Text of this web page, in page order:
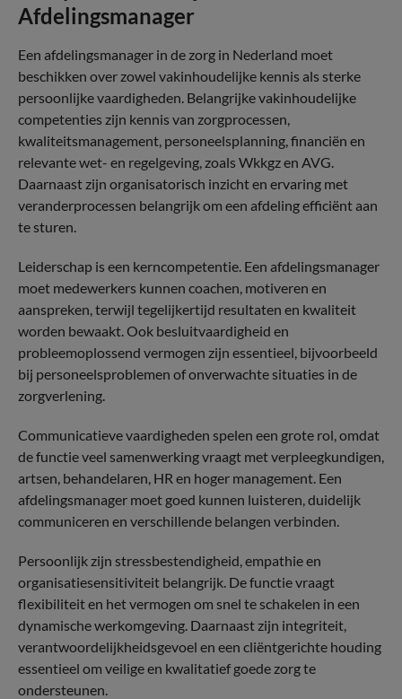
Afdelingsmanager
Een afdelingsmanager in de zorg in Nederland moet
beschikken over zowel vakinhoudelijke kennis als sterke
persoonlijke vaardigheden. Belangrijke vakinhoudelijke
competenties zijn kennis van zorgprocessen,
kwaliteitsmanagement, personeelsplanning, financiën en
relevante wet- en regelgeving, zoals Wkkgz en AVG.
Daarnaast zijn organisatorisch inzicht en ervaring met
veranderprocessen belangrijk om een afdeling efficiënt aan
te sturen.
Leiderschap is een kerncompetentie. Een afdelingsmanager
moet medewerkers kunnen coachen, motiveren en
aanspreken, terwijl tegelijkertijd resultaten en kwaliteit
worden bewaakt. Ook besluitvaardigheid en
probleemoplossend vermogen zijn essentieel, bijvoorbeeld
bij personeelsproblemen of onverwachte situaties in de
zorgverlening.
Communicatieve vaardigheden spelen een grote rol, omdat
de functie veel samenwerking vraagt met verpleegkundigen,
artsen, behandelaren, HR en hoger management. Een
afdelingsmanager moet goed kunnen luisteren, duidelijk
communiceren en verschillende belangen verbinden.
Persoonlijk zijn stressbestendigheid, empathie en
organisatiesensitiviteit belangrijk. De functie vraagt
flexibiliteit en het vermogen om snel te schakelen in een
dynamische werkomgeving. Daarnaast zijn integriteit,
verantwoordelijkheidsgevoel en een cliëntgerichte houding
essentieel om veilige en kwalitatief goede zorg te
ondersteunen.